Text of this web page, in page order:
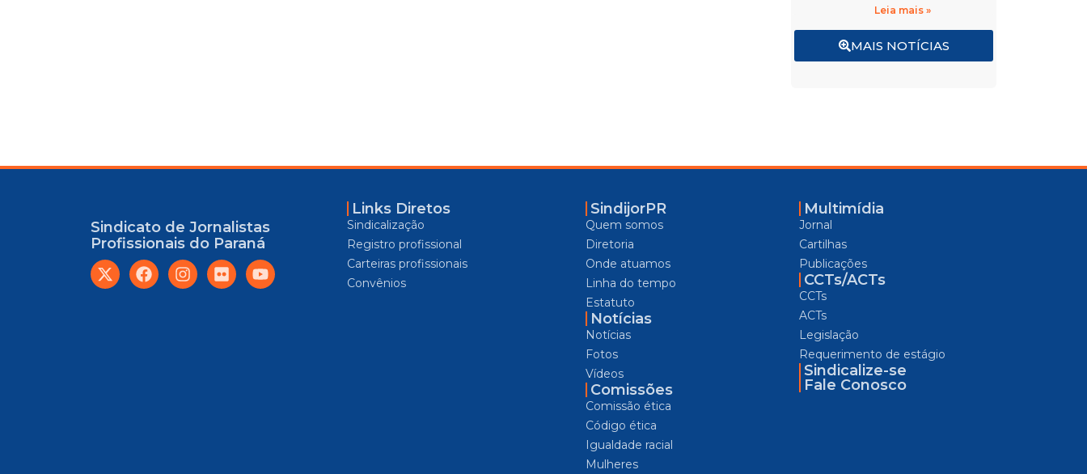
Leia mais »
MAIS NOTÍCIAS
Sindicato de Jornalistas
Profissionais do Paraná
Links Diretos
Sindicalização
Registro profissional
Carteiras profissionais
Convênios
SindijorPR
Quem somos
Diretoria
Onde atuamos
Linha do tempo
Estatuto
Notícias
Notícias
Fotos
Vídeos
Comissões
Comissão ética
Código ética
Igualdade racial
Mulheres
Multimídia
Jornal
Cartilhas
Publicações
CCTs/ACTs
CCTs
ACTs
Legislação
Requerimento de estágio
Sindicalize-se
Fale Conosco